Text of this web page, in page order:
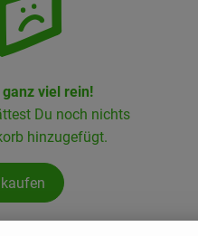
viel rein!
Du noch nichts
hinzugefügt.